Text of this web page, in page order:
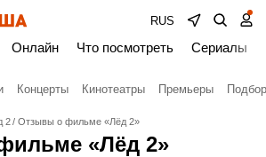
RUS
Онлайн Что посмотреть Сериалы
Концерты Кинотеатры Премьеры
2 Отзывы о фильме «Лёд 2»
«Лёд 2»